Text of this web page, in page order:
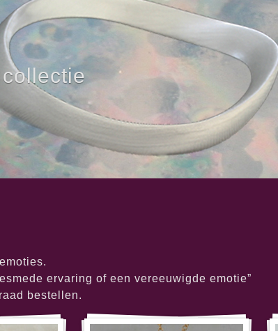
uit mijn collectie
ervaring of een vereeuwigde emotie”
bestellen.